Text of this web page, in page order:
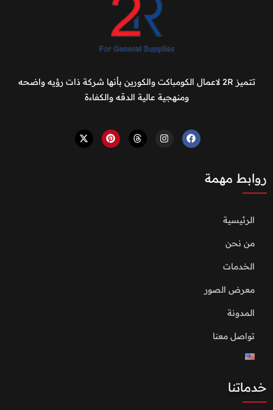
تتميز 2R لاعمال الكومباكت والكورين بأنها شركة ذات رؤيه واضحه
ومنهجية عالية الدقه والكفاءة
روابط مهمة
الرئيسية
من نحن
الخدمات
معرض الصور
المدونة
تواصل معنا
خدماتنا